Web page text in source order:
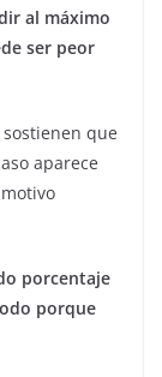
al máximo
ser peor
que
aparece
porcentaje
porque